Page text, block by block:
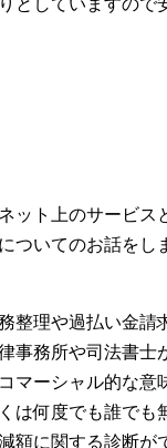
ット上のサービス
ついてのお話をし
整理や過払い金請
事務所や司法書士
マーシャル的な意
は何度でも誰でも
額に関する診断が